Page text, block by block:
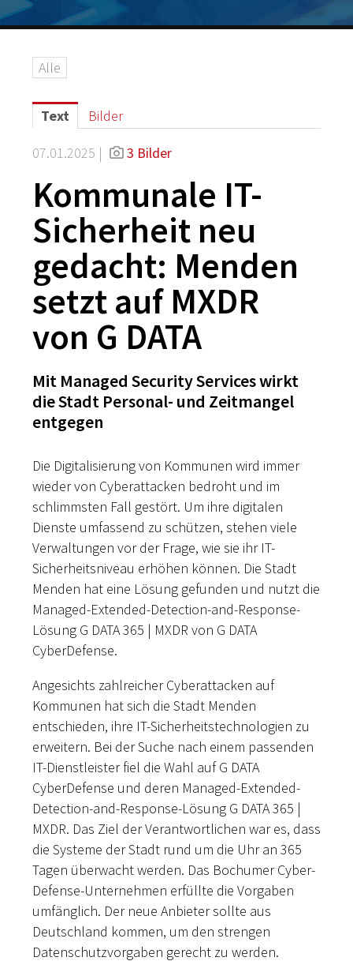
Logos
IT-Security
G DATA Campus
Kontakt
Alle
Text Bilder
07.01.2025 | 3 Bilder
Kommunale IT-
Sicherheit neu
gedacht: Menden
setzt auf MXDR
von G DATA
Mit Managed Security Services wirkt
die Stadt Personal- und Zeitmangel
entgegen
Die Digitalisierung von Kommunen wird immer
wieder von Cyberattacken bedroht und im
schlimmsten Fall gestört. Um ihre digitalen
Dienste umfassend zu schützen, stehen viele
Verwaltungen vor der Frage, wie sie ihr IT-
Sicherheitsniveau erhöhen können. Die Stadt
Menden hat eine Lösung gefunden und nutzt die
Managed-Extended-Detection-and-Response-
Lösung G DATA 365 | MXDR von G DATA
CyberDefense.
Angesichts zahlreicher Cyberattacken auf
Kommunen hat sich die Stadt Menden
entschieden, ihre IT-Sicherheitstechnologien zu
erweitern. Bei der Suche nach einem passenden
IT-Dienstleister fiel die Wahl auf G DATA
CyberDefense und deren Managed-Extended-
Detection-and-Response-Lösung G DATA 365 |
MXDR. Das Ziel der Verantwortlichen war es, dass
die Systeme der Stadt rund um die Uhr an 365
Tagen überwacht werden. Das Bochumer Cyber-
Defense-Unternehmen erfüllte die Vorgaben
umfänglich. Der neue Anbieter sollte aus
Deutschland kommen, um den strengen
Datenschutzvorgaben gerecht zu werden.